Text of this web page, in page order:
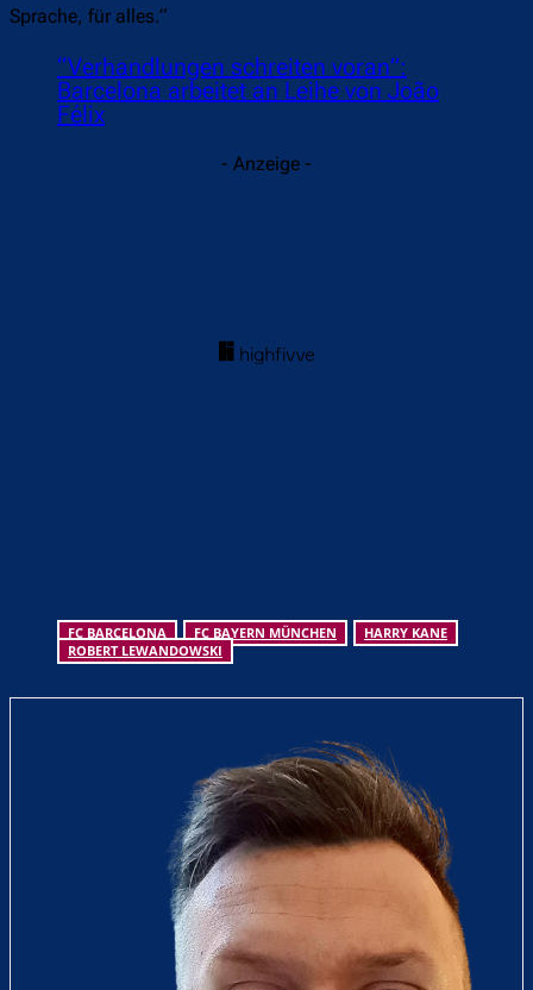
Sprache, für alles.“
“Verhandlungen schreiten voran”:
Barcelona arbeitet an Leihe von João
Félix
- Anzeige -
FC BARCELONA FC BAYERN MÜNCHEN
HARRY KANE
ROBERT LEWANDOWSKI